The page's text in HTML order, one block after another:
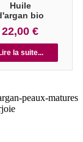
Huile
bio
22,00 €
la suite...